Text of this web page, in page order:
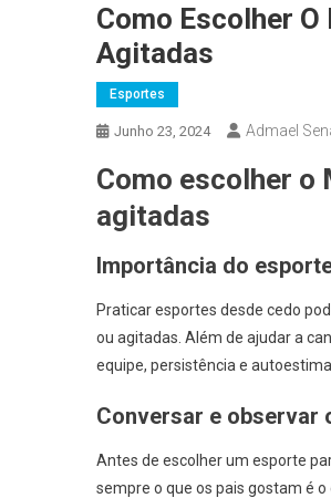
Como Escolher
Agitadas
Esportes
Junho 23, 2024 Admael
Como escolher o
agitadas
Importância do
Praticar esportes desde cedo
ou agitadas. Além de ajudar a
equipe, persistência e autoestima.
Conversar e observar
Antes de escolher um esporte
sempre o que os pais gostam é